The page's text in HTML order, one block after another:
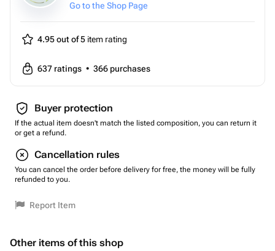
Go to the Shop Page
4.95 out of 5 item rating
637 ratings • 366 purchases
Buyer protection
If the actual item doesn't match the listed composition, you can return it
or get a refund.
Cancellation rules
You can cancel the order before delivery for free, the money will be fully
refunded to you.
Report Item
Other items of this shop